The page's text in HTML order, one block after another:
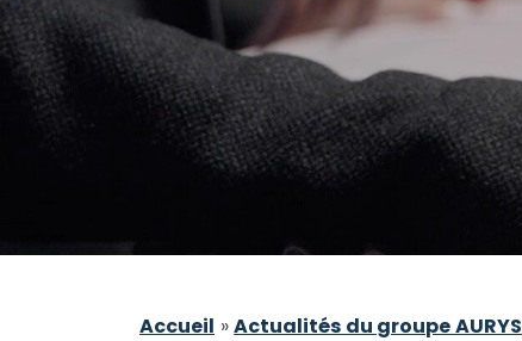
Accueil »Actualités du groupe AURYS